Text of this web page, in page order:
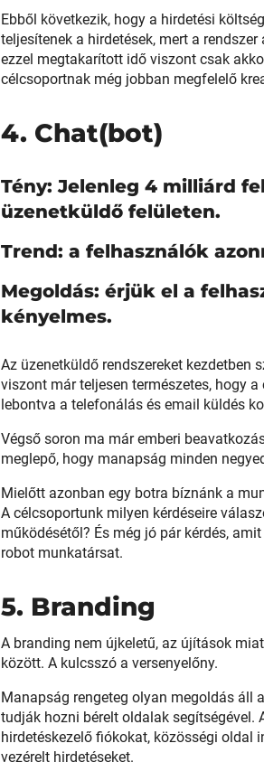
Ebből következik, hogy a hirdetési
teljesítenek a hirdetések, mert a
ezzel megtakarított idő viszont csak
célcsoportnak még jobban megfelelő
4. Chat(bot)
Tény: Jelenleg 4 milliárd
üzenetküldő felületen.
Trend: a felhasználók
Megoldás: érjük el a
kényelmes.
Az üzenetküldő rendszereket
viszont már teljesen természetes, hogy
lebontva a telefonálás és email küldés
Végső soron ma már emberi
meglepő, hogy manapság minden
Mielőtt azonban egy botra bíznánk a
A célcsoportunk milyen kérdéseire
működésétől? És még jó pár kérdés,
robot munkatársat.
5. Branding
A branding nem újkeletű, az újítások
között. A kulcsszó a versenyelőny.
Manapság rengeteg olyan megoldás áll
tudják hozni bérelt oldalak
hirdetéskezelő fiókokat, közösségi oldal
vezérelt hirdetéseket.